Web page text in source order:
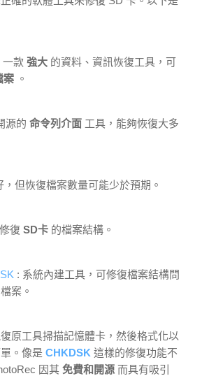
一款 強大 的資料、資訊恢復工具，可
案 。
源的 命令列介面 工具，能夠恢復大多
，但恢復檔案數量可能少於預期。
復 SD卡 的檔案結構。
: 系統內建工具，可修復檔案結構問
案。
原工具掃描記憶體卡，然後格式化以
。像是 CHKDSK 這樣的修復功能不
因其 免費和開源 而具有吸引